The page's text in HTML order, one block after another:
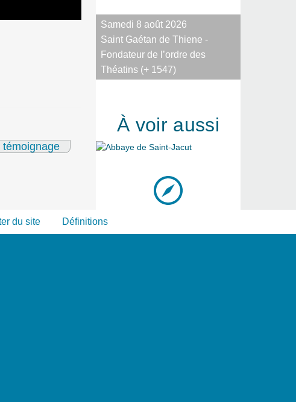
Samedi 8 août 2026
Saint Gaétan de Thiene -
Fondateur de l’ordre des
Théatins (+ 1547)
À voir aussi
du site Définitions